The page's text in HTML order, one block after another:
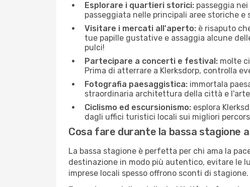
Esplorare i quartieri storici: passeggia
passeggiata nelle principali aree storiche
Visitare i mercati all'aperto: è risaputo
tue papille gustative e assaggia alcune
pulci!
Partecipare a concerti e festival: molte
Prima di atterrare a Klerksdorp, controlla
Fotografia paesaggistica: immortala
straordinaria architettura della città e
Ciclismo ed escursionismo: esplora
dagli uffici turistici locali sui migliori
Cosa fare durante la bassa stagione
La bassa stagione è perfetta per chi ama la
destinazione in modo più autentico, evitare le
imprese locali spesso offrono sconti di